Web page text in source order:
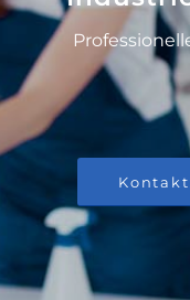
Kontakt